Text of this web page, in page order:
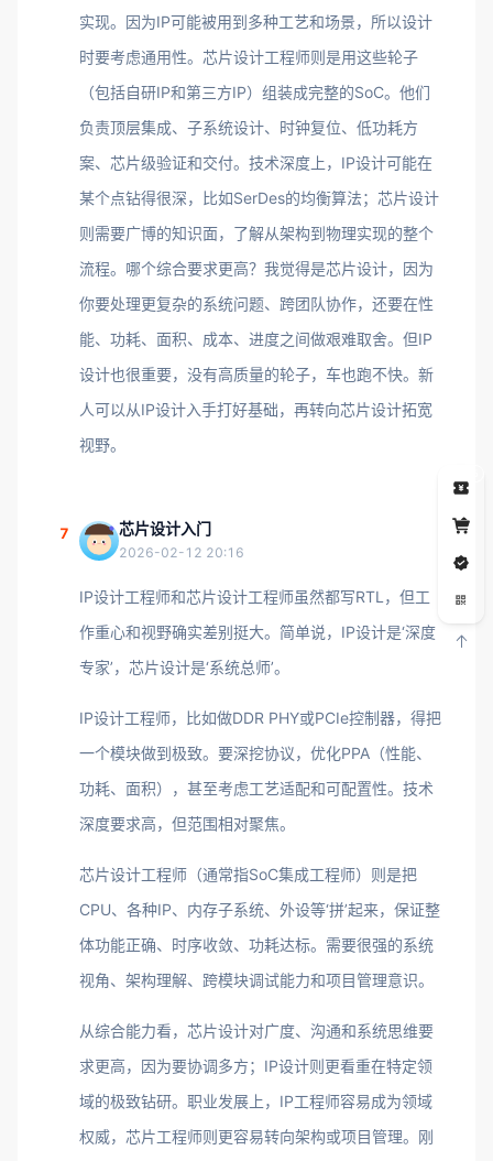
实现。因为IP可能被用到多种工艺和场景，所以设计
时要考虑通用性。芯片设计工程师则是用这些轮子
（包括自研IP和第三方IP）组装成完整的SoC。他们
负责顶层集成、子系统设计、时钟复位、低功耗方
案、芯片级验证和交付。技术深度上，IP设计可能在
某个点钻得很深，比如SerDes的均衡算法；芯片设计
则需要广博的知识面，了解从架构到物理实现的整个
流程。哪个综合要求更高？我觉得是芯片设计，因为
你要处理更复杂的系统问题、跨团队协作，还要在性
能、功耗、面积、成本、进度之间做艰难取舍。但IP
设计也很重要，没有高质量的轮子，车也跑不快。新
人可以从IP设计入手打好基础，再转向芯片设计拓宽
视野。
7 芯片设计入门
2026-02-12 20:16
IP设计工程师和芯片设计工程师虽然都写RTL，但工
作重心和视野确实差别挺大。简单说，IP设计是‘深度
专家’，芯片设计是‘系统总师’。
IP设计工程师，比如做DDR PHY或PCIe控制器，得把
一个模块做到极致。要深挖协议，优化PPA（性能、
功耗、面积），甚至考虑工艺适配和可配置性。技术
深度要求高，但范围相对聚焦。
芯片设计工程师（通常指SoC集成工程师）则是把
CPU、各种IP、内存子系统、外设等‘拼’起来，保证整
体功能正确、时序收敛、功耗达标。需要很强的系统
视角、架构理解、跨模块调试能力和项目管理意识。
从综合能力看，芯片设计对广度、沟通和系统思维要
求更高，因为要协调多方；IP设计则更看重在特定领
域的极致钻研。职业发展上，IP工程师容易成为领域
权威，芯片工程师则更容易转向架构或项目管理。刚